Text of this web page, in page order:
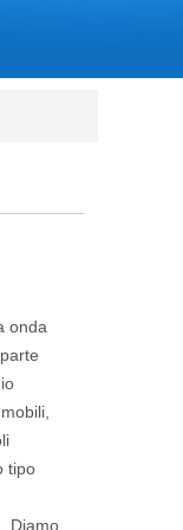
onda
tipo
Diamo